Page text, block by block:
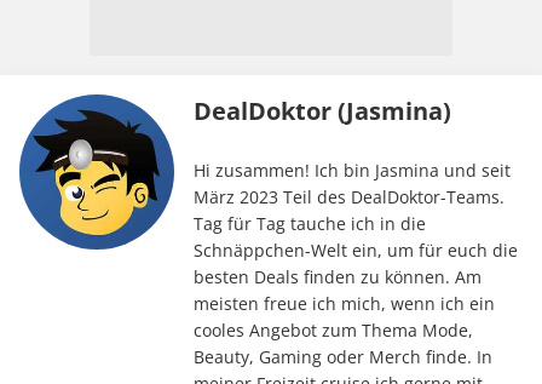
DealDoktor (Jasmina)
Hi zusammen! Ich bin Jasmina und seit
März 2023 Teil des DealDoktor-Teams.
Tag für Tag tauche ich in die
Schnäppchen-Welt ein, um für euch die
besten Deals finden zu können. Am
meisten freue ich mich, wenn ich ein
cooles Angebot zum Thema Mode,
Beauty, Gaming oder Merch finde. In